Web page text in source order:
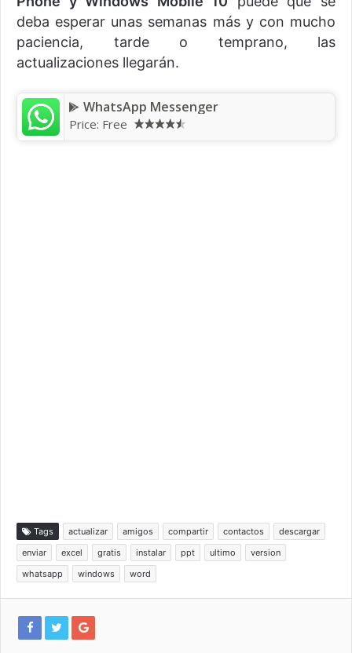
deba esperar unas semanas más y con mucho
paciencia, tarde o temprano, las
actualizaciones llegarán.
WhatsApp Messenger
Price: Free
Tags actualizar amigos compartir contactos
descargar
enviar
excel gratis instalar ppt ultimo
version
whatsapp
windows word